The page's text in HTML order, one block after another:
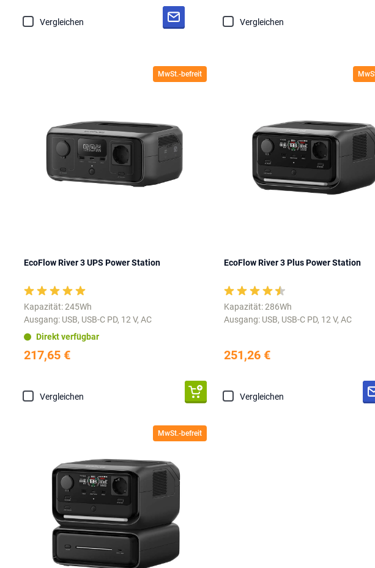
Vergleichen Vergleichen
MwSt.-befreit
EcoFlow River 3 UPS Power Station
Kapazität: 245Wh
Ausgang: USB, USB-C PD, 12 V, AC
Direkt verfügbar
217,65 €
Vergleichen
EcoFlow River 3 Plus Power Station
Kapazität: 286Wh
Ausgang: USB, USB-C PD, 12 V, AC
251,26 €
Vergleichen
MwSt.-befreit